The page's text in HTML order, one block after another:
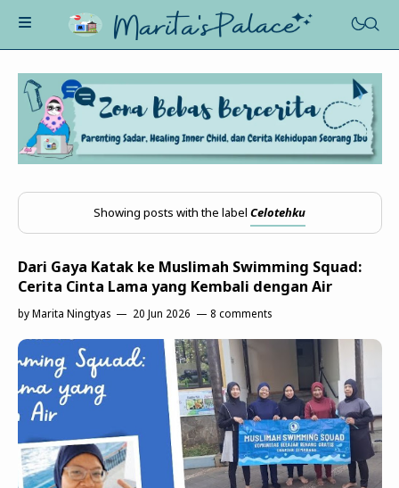
About Me
Asah-Asih-Asuh
Profil
Tips
Celotehku
Dua Kacamata
Poe-Fict
Beauty&Fashion
Health
Entertainment
Jalan&Jajan
TeknOto
Soal Uang
Belajar Ngeblog
Zona Curcol
Ngobrolin Film
Showing posts with the label Celotehku
Dari Gaya Katak ke Muslimah Swimming Squad:
Cerita Cinta Lama yang Kembali dengan Air
byMarita Ningtyas 20 Jun 2026 8 comments